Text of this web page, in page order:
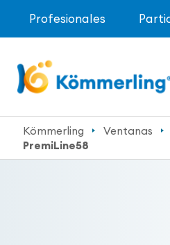
Profesionales
Kömmerling Ventanas
PremiLine58